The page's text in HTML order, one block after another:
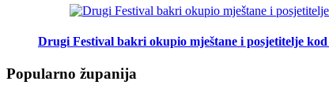
Drugi Festival bakri okupio mještane i posjetitelje
Popularno županija